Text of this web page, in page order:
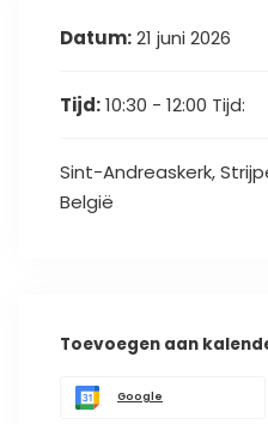
Datum:21 juni 2026
Tijd:10:30 - 12:00 Tijd:
Sint-Andreaskerk,
België
Toevoegen aan
Google